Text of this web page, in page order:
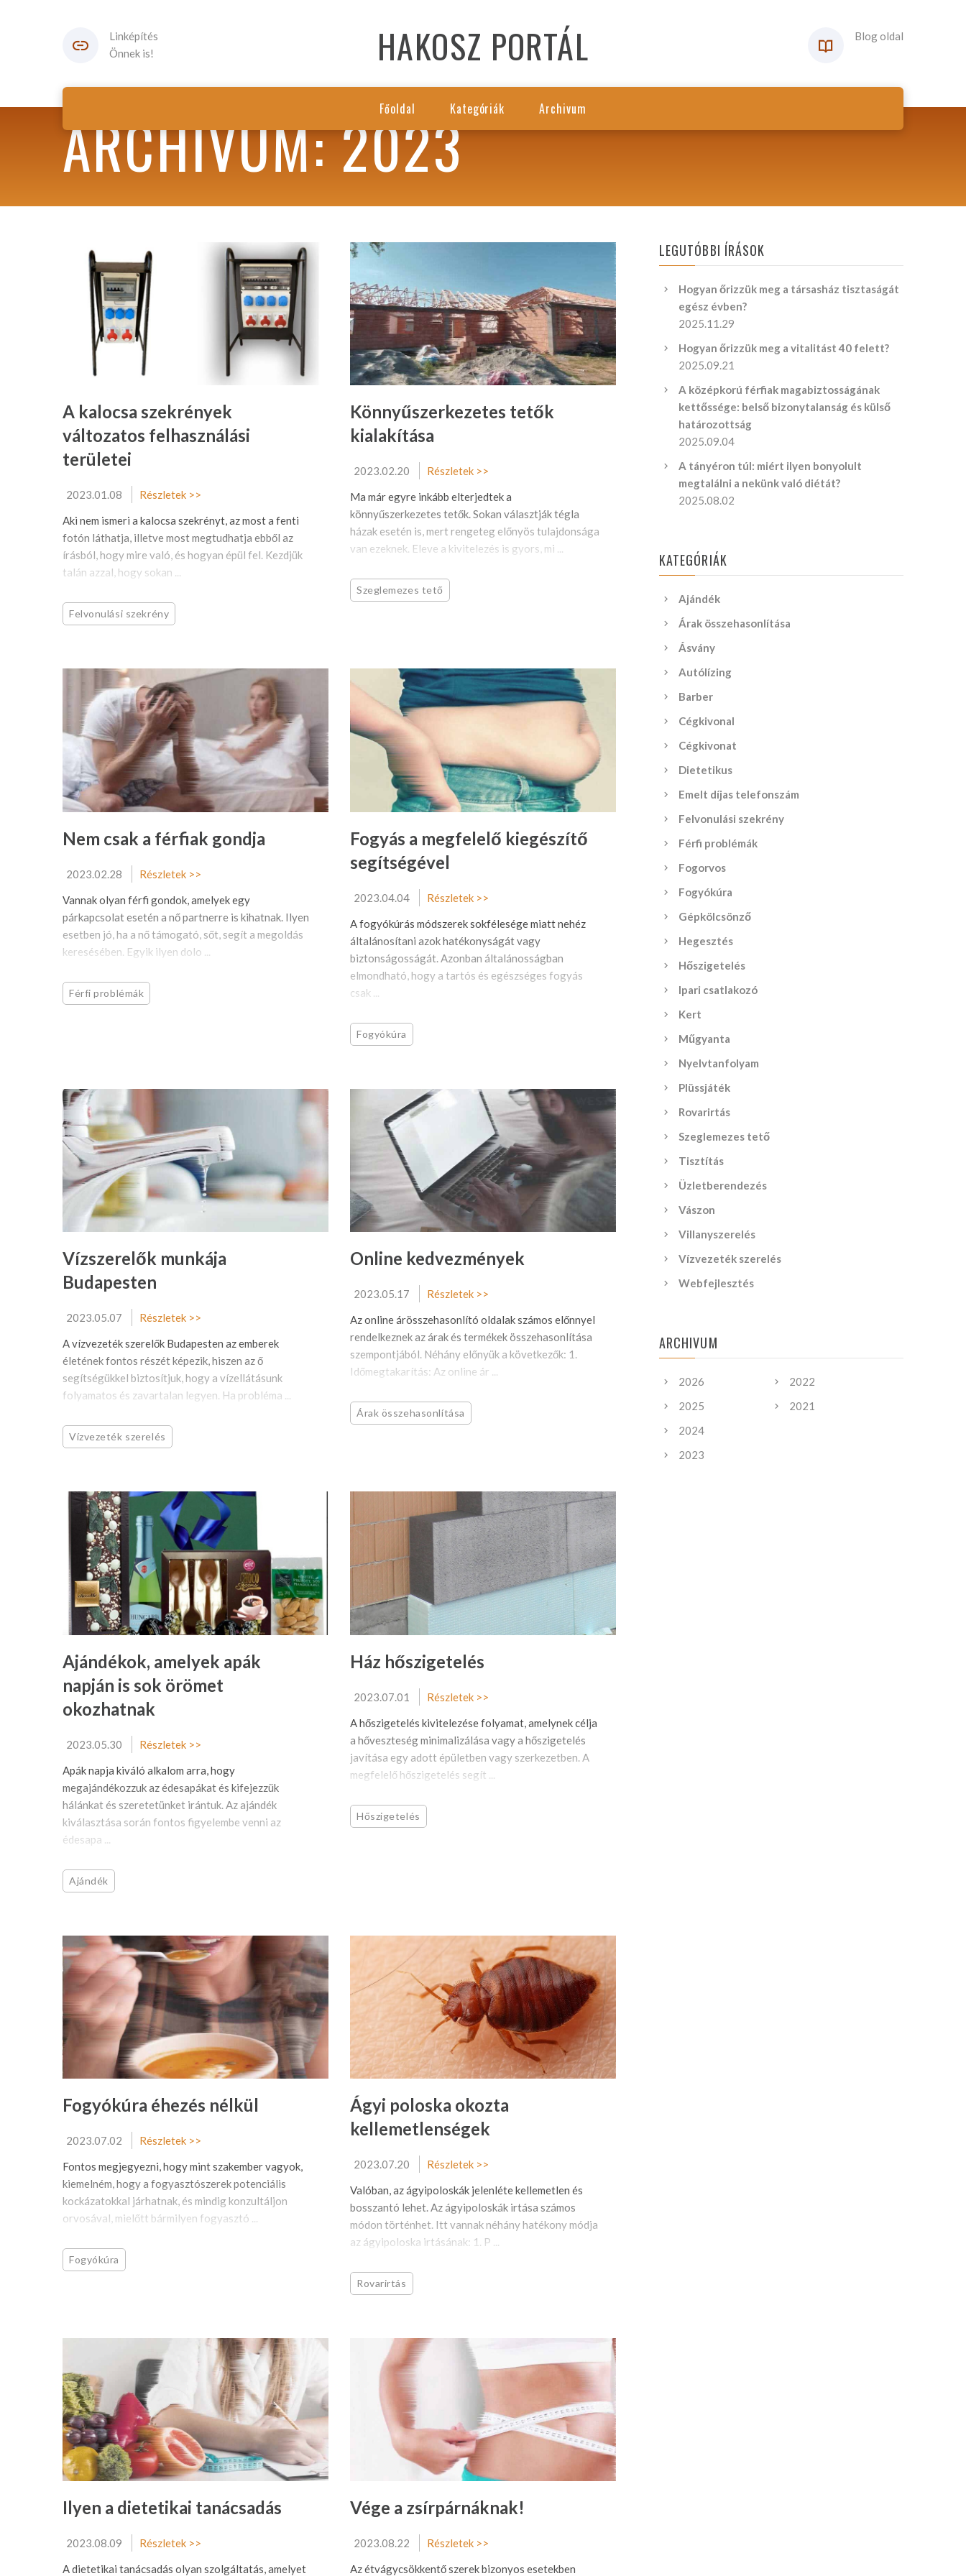
Linképítés
Önnek is!
HAKOSZ PORTÁL Blog oldal
Főoldal Kategóriák Archivum
ARCHIVUM: 2023
A kalocsa szekrények
változatos felhasználási
területei
2023.01.08
Részletek >>
Aki nem ismeri a kalocsa szekrényt, az most a fenti
fotón láthatja, illetve most megtudhatja ebből az
írásból, hogy mire való, és hogyan épül fel. Kezdjük
talán azzal, hogy sokan ...
Felvonulási szekrény
Könnyűszerkezetes tetők
kialakítása
2023.02.20
Részletek >>
Ma már egyre inkább elterjedtek a
könnyűszerkezetes tetők. Sokan választják tégla
házak esetén is, mert rengeteg előnyös tulajdonsága
van ezeknek. Eleve a kivitelezés is gyors, mi ...
Szeglemezes tető
Nem csak a férfiak gondja
2023.02.28
Részletek >>
Vannak olyan férfi gondok, amelyek egy
párkapcsolat esetén a nő partnerre is kihatnak. Ilyen
esetben jó, ha a nő támogató, sőt, segít a megoldás
keresésében. Egyik ilyen dolo ...
Férfi problémák
Fogyás a megfelelő kiegészítő
segítségével
2023.04.04
Részletek >>
A fogyókúrás módszerek sokfélesége miatt nehéz
általánosítani azok hatékonyságát vagy
biztonságosságát. Azonban általánosságban
elmondható, hogy a tartós és egészséges fogyás
csak ...
Fogyókúra
Vízszerelők munkája
Budapesten
2023.05.07
Részletek >>
A vízvezeték szerelők Budapesten az emberek
életének fontos részét képezik, hiszen az ő
segítségükkel biztosítjuk, hogy a vízellátásunk
folyamatos és zavartalan legyen. Ha probléma ...
Vízvezeték szerelés
Online kedvezmények
2023.05.17
Részletek >>
Az online árösszehasonlító oldalak számos előnnyel
rendelkeznek az árak és termékek összehasonlítása
szempontjából. Néhány előnyük a következők: 1.
Időmegtakarítás: Az online ár ...
Árak összehasonlítása
Ajándékok, amelyek apák
napján is sok örömet
okozhatnak
2023.05.30
Részletek >>
Apák napja kiváló alkalom arra, hogy
megajándékozzuk az édesapákat és kifejezzük
hálánkat és szeretetünket irántuk. Az ajándék
kiválasztása során fontos figyelembe venni az
édesapa ...
Ajándék
Ház hőszigetelés
2023.07.01
Részletek >>
A hőszigetelés kivitelezése folyamat, amelynek célja
a hőveszteség minimalizálása vagy a hőszigetelés
javítása egy adott épületben vagy szerkezetben. A
megfelelő hőszigetelés segít ...
Hőszigetelés
Fogyókúra éhezés nélkül
2023.07.02
Részletek >>
Fontos megjegyezni, hogy mint szakember vagyok,
kiemelném, hogy a fogyasztószerek potenciális
kockázatokkal járhatnak, és mindig konzultáljon
orvosával, mielőtt bármilyen fogyasztó ...
Fogyókúra
Ágyi poloska okozta
kellemetlenségek
2023.07.20
Részletek >>
Valóban, az ágyipoloskák jelenléte kellemetlen és
bosszantó lehet. Az ágyipoloskák irtása számos
módon történhet. Itt vannak néhány hatékony módja
az ágyipoloska irtásának: 1. P ...
Rovarirtás
Ilyen a dietetikai tanácsadás
2023.08.09
Részletek >>
A dietetikai tanácsadás olyan szolgáltatás, amelyet
Vége a zsírpárnáknak!
2023.08.22
Részletek >>
Az étvágycsökkentő szerek bizonyos esetekben
LEGUTÓBBI ÍRÁSOK
Hogyan őrizzük meg a társasház tisztaságát
egész évben?
2025.11.29
Hogyan őrizzük meg a vitalitást 40 felett?
2025.09.21
A középkorú férfiak magabiztosságának
kettőssége: belső bizonytalanság és külső
határozottság
2025.09.04
A tányéron túl: miért ilyen bonyolult
megtalálni a nekünk való diétát?
2025.08.02
KATEGÓRIÁK
Ajándék
Árak összehasonlítása
Ásvány
Autólízing
Barber
Cégkivonal
Cégkivonat
Dietetikus
Emelt díjas telefonszám
Felvonulási szekrény
Férfi problémák
Fogorvos
Fogyókúra
Gépkölcsönző
Hegesztés
Hőszigetelés
Ipari csatlakozó
Kert
Műgyanta
Nyelvtanfolyam
Plüssjáték
Rovarirtás
Szeglemezes tető
Tisztítás
Üzletberendezés
Vászon
Villanyszerelés
Vízvezeték szerelés
Webfejlesztés
ARCHIVUM
2026
2025
2024
2023
2022
2021